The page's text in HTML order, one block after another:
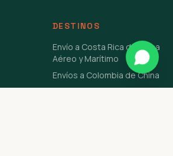
DESTINOS
Envío a Costa Rica de China
Aéreo y Marítimo
Envíos a Colombia de China